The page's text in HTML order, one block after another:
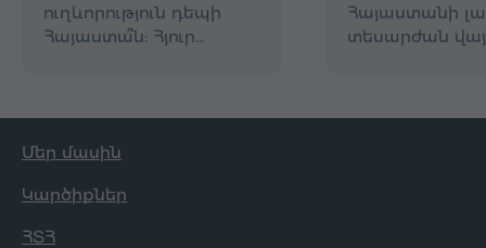
ուղևորություն դեպի
Հայաստա՞ն: Հյուր…
Հայաստանի
տեսարժան
Մեր մասին
Կարծիքներ
ՀՏՀ